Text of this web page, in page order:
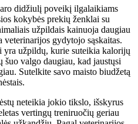
didžiulį poveikį ilgalaikiams
kokybės prekių ženklai su
užpildais kainuoja daugiau
veterinarijos gydytojo sąskaitas.
yra užpildų, kurie suteikia kalorijų
šuo valgo daugiau, kad jaustųsi
Sutelkite savo maisto biudžetą
neteikia jokio tikslo, išskyrus
vertingų treniruočių geriau